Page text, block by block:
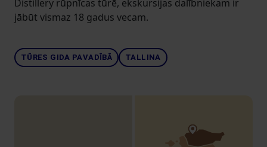
Distillery rūpnīcas tūrē, ekskursijas dalībniekam ir
jābūt vismaz 18 gadus vecam.
TŪRES GIDA PAVADĪBĀ TALLINA